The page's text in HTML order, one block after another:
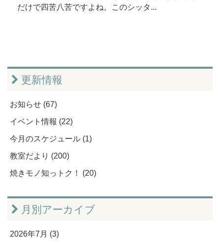
だけで四苦八苦ですよね。このシッタ...
更新情報
お知らせ (67)
イベント情報 (22)
今月のスケジュール (1)
教室だより (200)
焼きモノ知っトク！ (20)
月別アーカイブ
2026年7月 (3)